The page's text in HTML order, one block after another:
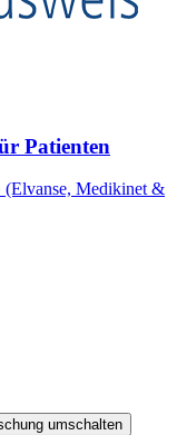
Patienten
(Elvanse, Medikinet &
umschalten